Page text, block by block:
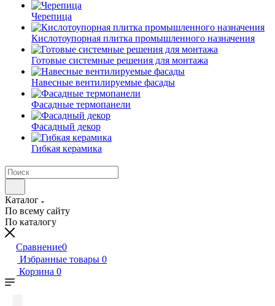
Черепица
Кислотоупорная плитка промышленного назначения
Готовые системные решения для монтажа
Навесные вентилируемые фасады
Фасадные термопанели
Фасадный декор
Гибкая керамика
Каталог
По всему сайту
По каталогу
Сравнение0
Избранные товары 0
Корзина 0